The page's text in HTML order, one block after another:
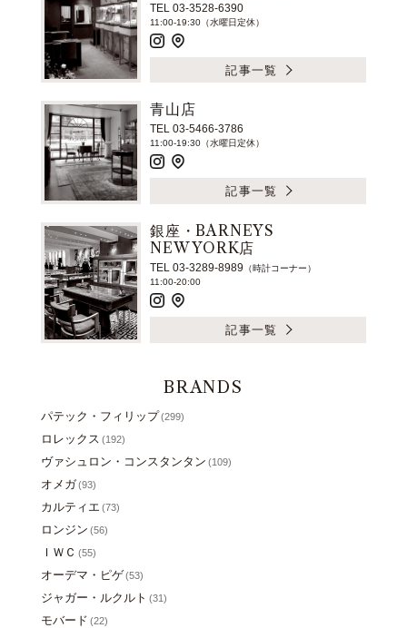
TEL 03-3528-6390
11:00-19:30（水曜日定休）
記事一覧
青山店
TEL 03-5466-3786
11:00-19:30（水曜日定休）
記事一覧
銀座・BARNEYS
NEW YORK店
TEL 03-3289-8989 （時計コーナー）
11:00-20:00
記事一覧
BRANDS
パテック・フィリップ(299)
ロレックス (192)
ヴァシュロン・コンスタンタン (109)
オメガ(93)
カルティエ (73)
ロンジン (56)
ＩＷＣ (55)
オーデマ・ピゲ(53)
ジャガー・ルクルト (31)
モバード (22)